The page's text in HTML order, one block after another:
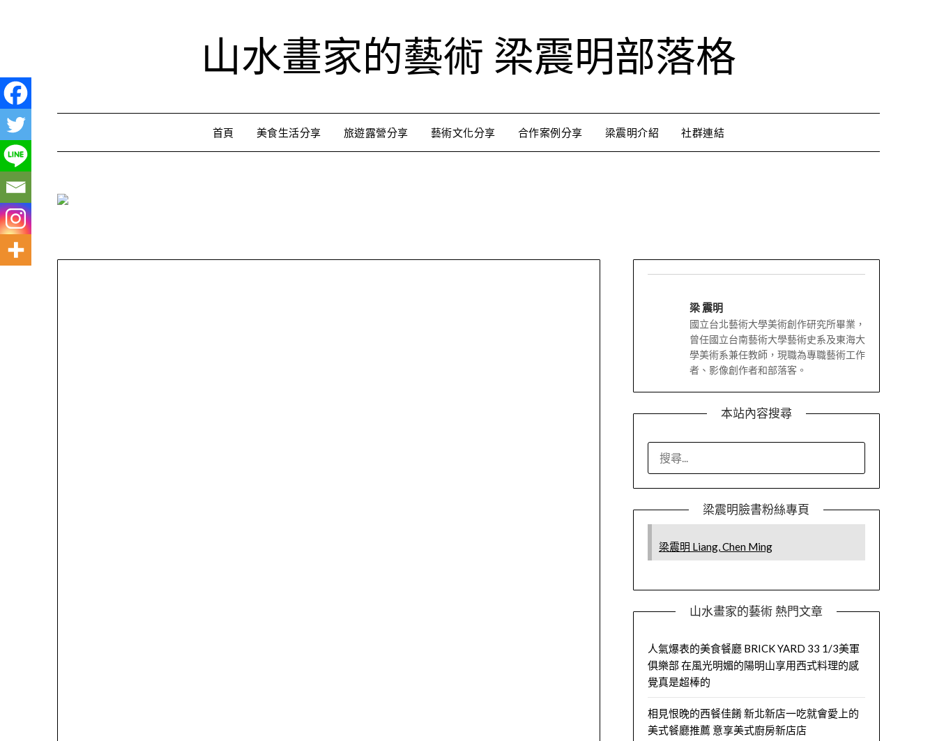
山水畫家的藝術 梁震明部落格
首頁 美食生活分享 旅遊露營分享 藝術文化分享 合作案例分享 梁震明介紹 社群連結
梁 震明
國立台北藝術大學美術創作研究所畢業，
曾任國立台南藝術大學藝術史系及東海大
學美術系兼任教師，現職為專職藝術工作
者、影像創作者和部落客。
本站內容搜尋
梁震明臉書粉絲專頁
梁震明 Liang, Chen Ming
山水畫家的藝術 熱門文章
人氣爆表的美食餐廳 BRICK YARD 33 1/3美軍
俱樂部 在風光明媚的陽明山享用西式料理的感
覺真是超棒的
相見恨晚的西餐佳餚 新北新店一吃就會愛上的
美式餐廳推薦 意享美式廚房新店店